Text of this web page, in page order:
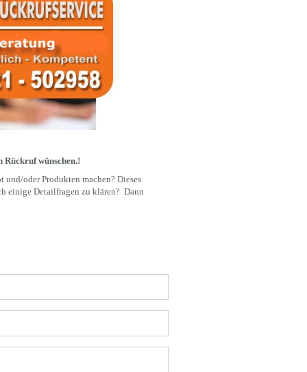
Rückruf wünschen.!
oder Produkten machen? Dieses
einige Detailfragen zu klären? Dann